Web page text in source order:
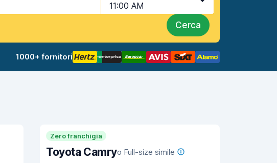
11:00 AM
Cerca
1000+ fornitori
Zero franchigia
Toyota Camryo Full-size simile